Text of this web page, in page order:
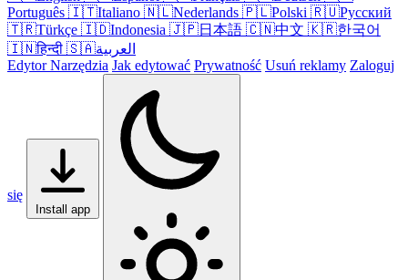
Português 🇮🇹Italiano 🇳🇱Nederlands 🇵🇱Polski 🇷🇺Русский
🇹🇷Türkçe 🇮🇩Indonesia 🇯🇵日本語 🇨🇳中文 🇰🇷한국어
🇮🇳हिन्दी 🇸🇦العربية
EdytorNarzędzia Jak edytować Prywatność Usuń reklamy Zaloguj
się
Install app